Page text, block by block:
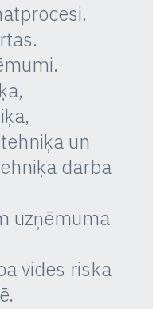
un
darba
uzņēmuma
vides riska